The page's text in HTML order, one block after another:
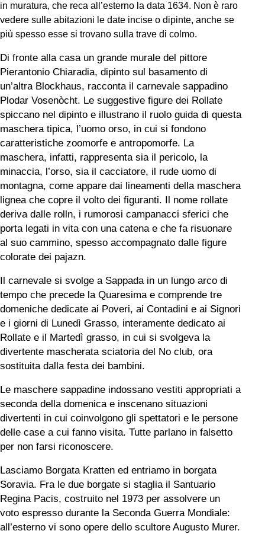
in muratura, che reca all’esterno la data 1634. Non è raro
vedere sulle abitazioni le date incise o dipinte, anche se
più spesso esse si trovano sulla trave di colmo.
Di fronte alla casa un grande murale del pittore
Pierantonio Chiaradia, dipinto sul basamento di
un’altra Blockhaus, racconta il carnevale sappadino
Plodar Vosenòcht. Le suggestive figure dei Rollate
spiccano nel dipinto e illustrano il ruolo guida di questa
maschera tipica, l’uomo orso, in cui si fondono
caratteristiche zoomorfe e antropomorfe. La
maschera, infatti, rappresenta sia il pericolo, la
minaccia, l’orso, sia il cacciatore, il rude uomo di
montagna, come appare dai lineamenti della maschera
lignea che copre il volto dei figuranti. Il nome rollate
deriva dalle rolln, i rumorosi campanacci sferici che
porta legati in vita con una catena e che fa risuonare
al suo cammino, spesso accompagnato dalle figure
colorate dei pajazn.
Il carnevale si svolge a Sappada in un lungo arco di
tempo che precede la Quaresima e comprende tre
domeniche dedicate ai Poveri, ai Contadini e ai Signori
e i giorni di Lunedì Grasso, interamente dedicato ai
Rollate e il Martedì grasso, in cui si svolgeva la
divertente mascherata sciatoria del No club, ora
sostituita dalla festa dei bambini.
Le maschere sappadine indossano vestiti appropriati a
seconda della domenica e inscenano situazioni
divertenti in cui coinvolgono gli spettatori e le persone
delle case a cui fanno visita. Tutte parlano in falsetto
per non farsi riconoscere.
Lasciamo Borgata Kratten ed entriamo in borgata
Soravia. Fra le due borgate si staglia il Santuario
Regina Pacis, costruito nel 1973 per assolvere un
voto espresso durante la Seconda Guerra Mondiale:
all’esterno vi sono opere dello scultore Augusto Murer.